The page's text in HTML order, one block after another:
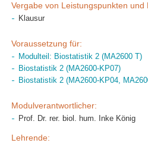
Vergabe von Leistungspunkten und
Klausur
Voraussetzung für:
Modulteil: Biostatistik 2 (MA2600 T)
Biostatistik 2 (MA2600-KP07)
Biostatistik 2 (MA2600-KP04,
Modulverantwortlicher:
Prof. Dr. rer. biol. hum. Inke König
Lehrende: